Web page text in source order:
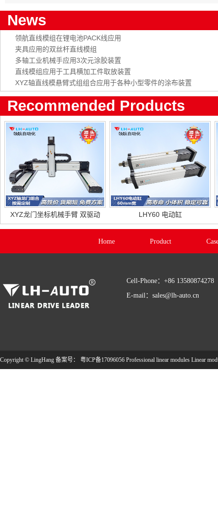
News
领航直线模组在锂电池PACK线应用
夹具应用的双丝杆直线模组
多轴工业机械手应用3次元涂胶装置
直线模组应用于工具横加工件取放装置
XYZ轴直线模悬臂式组组合应用于各种小型零件的涂布装置
Recommended Products
XYZ龙门坐标机械手臂 双驱动 LHY60 电动缸
Home Product
Cell-Phone：+86 13580874278
E-mail：sales@lh-auto.cn
Copyright © LingHang 备案号： 粤ICP备17096056 Professional linear modules Linear